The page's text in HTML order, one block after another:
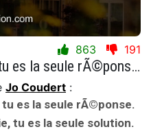
863 191
Ã€ la question de ta vie, tu es la seule rÃ©ponse. Aux problÃ¨mes de ta vie, tu es la seule solution.
Jo Coudert :
es la seule rÃ©ponse.
tu es la seule solution.